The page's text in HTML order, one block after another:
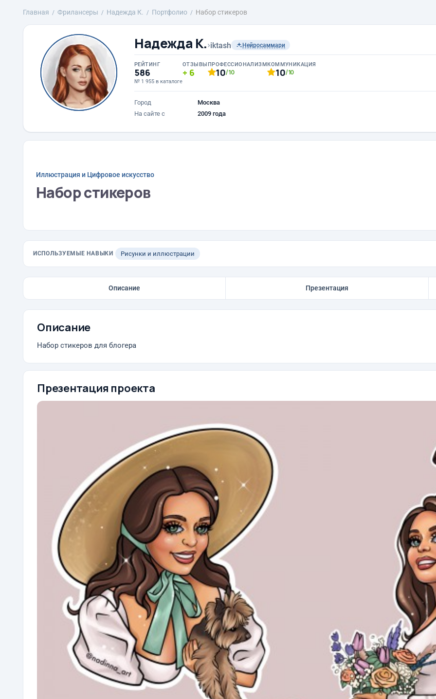
Главная Фрилансеры Надежда К. Портфолио Набор стикеров
Надежда К.›iktash Нейросаммари
РЕЙТИНГ
586
№ 1 955 в каталоге
ОТЗЫВЫ
6
ПРОФЕССИОНАЛИЗМ
10/10
КОММУНИКАЦИЯ
10/10
Город
Москва
На сайте с
2009 года
Иллюстрация и Цифровое искусство
Набор стикеров
ИСПОЛЬЗУЕМЫЕ НАВЫКИ Рисунки и иллюстрации
Описание Презентация
Описание
Набор стикеров для блогера
Презентация проекта